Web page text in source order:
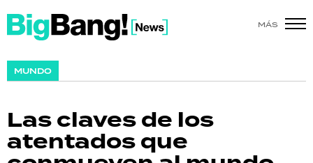
MÁS
MUNDO
Las claves de los
atentados que
SHOW
ACTUALIDAD